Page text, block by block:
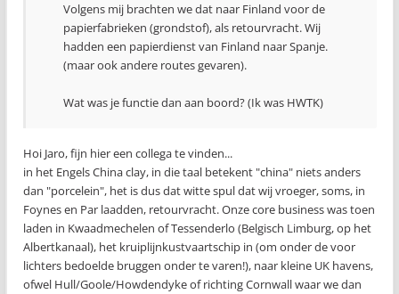
Volgens mij brachten we dat naar Finland voor de
papierfabrieken (grondstof), als retourvracht. Wij
hadden een papierdienst van Finland naar Spanje.
(maar ook andere routes gevaren).
Wat was je functie dan aan boord? (Ik was HWTK)
Hoi Jaro, fijn hier een collega te vinden...
in het Engels China clay, in die taal betekent "china" niets anders
dan "porcelein", het is dus dat witte spul dat wij vroeger, soms, in
Foynes en Par laadden, retourvracht. Onze core business was toen
laden in Kwaadmechelen of Tessenderlo (Belgisch Limburg, op het
Albertkanaal), het kruiplijnkustvaartschip in (om onder de voor
lichters bedoelde bruggen onder te varen!), naar kleine UK havens,
ofwel Hull/Goole/Howdendyke of richting Cornwall waar we dan